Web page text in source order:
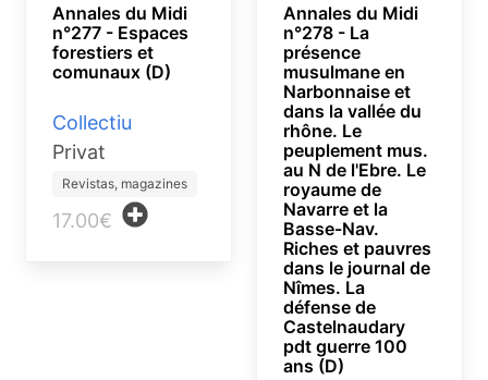
Annales du Midi
n°277 - Espaces
forestiers et
comunaux (D)
Collectiu
Privat
Revistas, magazines
17.00€
Annales du Midi
n°278 - La
présence
musulmane en
Narbonnaise et
dans la vallée du
rhône. Le
peuplement mus.
au N de l'Ebre. Le
royaume de
Navarre et la
Basse-Nav.
Riches et pauvres
dans le journal de
Nîmes. La
défense de
Castelnaudary
pdt guerre 100
ans (D)